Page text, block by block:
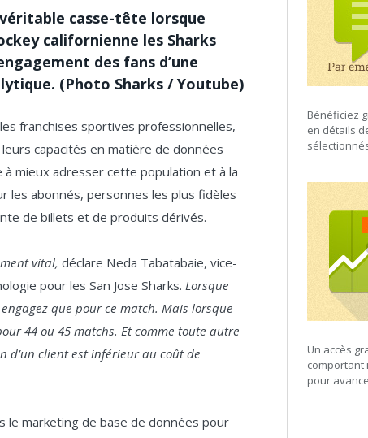
casse-tête lorsque
californienne les Sharks
des fans d’une
(Photo Sharks / Youtube)
franchises sportives professionnelles,
capacités en matière de données
mieux adresser cette population et à la
les abonnés, personnes les plus fidèles
de billets et de produits dérivés.
vital, déclare Neda Tabatabaie, vice-
pour les San Jose Sharks. Lorsque
que pour ce match. Mais lorsque
44 ou 45 matchs. Et comme toute autre
d’un client est inférieur au coût de
le marketing de base de données pour
Bénéficiez
en détails
Un accès
comportant
pour